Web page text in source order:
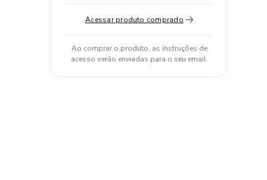
Acessar produto comprado
Ao comprar o produto, as instruções de
acesso serão enviadas para o seu email.